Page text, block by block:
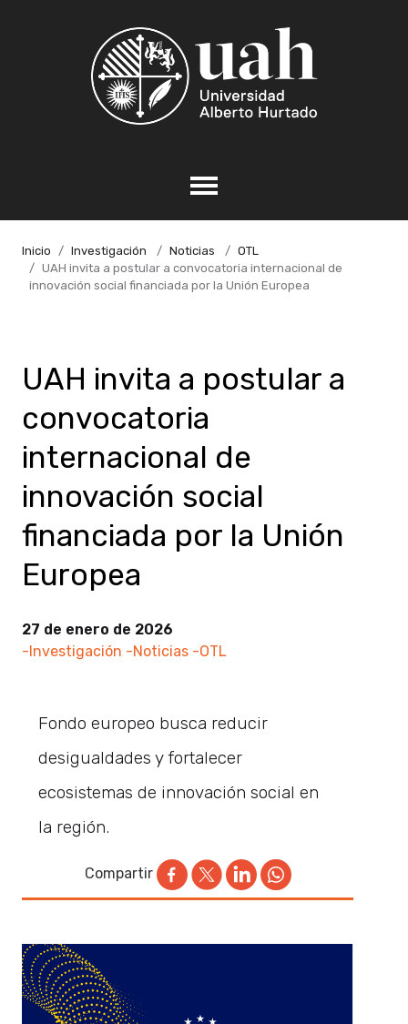
Inicio Investigación Noticias
OTL
UAH invita a postular a convocatoria internacional de
innovación social financiada por la Unión Europea
UAH invita a postular a
convocatoria
internacional de
innovación social
financiada por la Unión
Europea
27 de enero de 2026
-Investigación -Noticias -OTL
Fondo europeo busca reducir
desigualdades y fortalecer
ecosistemas de innovación social en
la región.
Compartir